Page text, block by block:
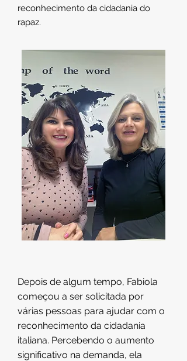
reconhecimento da cidadania do
rapaz.
Depois de algum tempo, Fabiola
começou a ser solicitada por
várias pessoas para ajudar com o
reconhecimento da cidadania
italiana. Percebendo o aumento
significativo na demanda, ela